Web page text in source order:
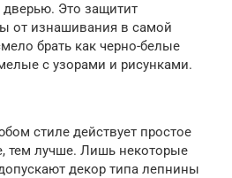
дверью. Это защитит
от изнашивания в самой
брать как черно-белые
с узорами и рисунками.
стиле действует простое
тем лучше. Лишь некоторые
декор типа лепнины